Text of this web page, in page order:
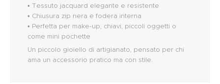
• Tessuto jacquard elegante e resistente
• Chiusura zip nera e fodera interna
• Perfetta per make-up, chiavi, piccoli oggetti o
come mini pochette
Un piccolo gioiello di artigianato, pensato per chi
ama un accessorio pratico ma con stile.